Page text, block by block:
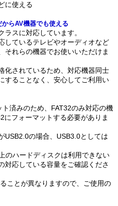
に使える
らAV機器でも使える
スに対応しています。
しているテレビやオーディオなど
それらの機器でお使いいただけま
化されているため、対応機器同士
することなく、安心してご利用い
済みのため、FAT32のみ対応の機
にフォーマットする必要がありま
の場合、USB3.0としては
ハードディスクは利用できない
対応している容量をご確認くださ
とが異なりますので、ご使用の